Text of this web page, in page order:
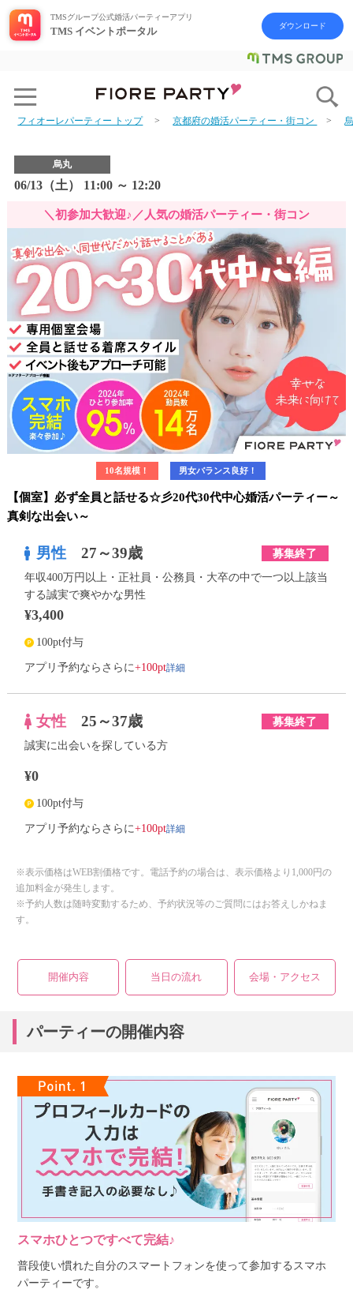
TMSグループ公式婚活パーティーアプリ
TMS イベントポータル ダウンロード
フィオーレパーティー トップ 京都府の婚活パーティー・街コン
烏丸
06/13（土） 11:00 ～ 12:20
＼初参加大歓迎♪／人気の婚活パーティー・街コン
10名規模！ 男女バランス良好！
【個室】必ず全員と話せる☆彡20代30代中心婚活パーティー～
真剣な出会い～
男性 27～39歳 募集終了
年収400万円以上・正社員・公務員・大卒の中で一つ以上該当
する誠実で爽やかな男性
¥3,400
100pt付与
アプリ予約ならさらに+100pt詳細
女性 25～37歳 募集終了
誠実に出会いを探している方
¥0
100pt付与
アプリ予約ならさらに+100pt詳細
※表示価格はWEB割価格です。電話予約の場合は、表示価格より1,000円の
追加料金が発生します。
※予約人数は随時変動するため、予約状況等のご質問にはお答えしかねま
す。
開催内容 当日の流れ 会場・アクセス
パーティーの開催内容
スマホひとつですべて完結♪
普段使い慣れた自分のスマートフォンを使って参加するスマホ
パーティーです。